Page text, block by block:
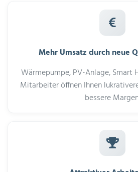
Mehr Umsatz durch neue
Wärmepumpe, PV-Anlage, Smart
Mitarbeiter öffnen Ihnen
bessere